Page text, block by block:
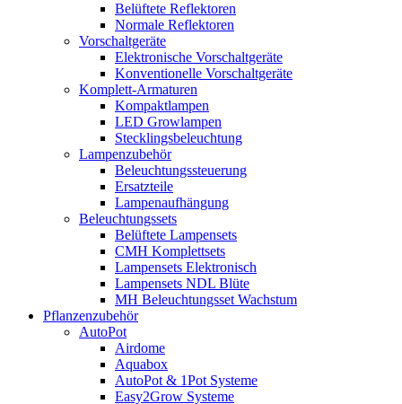
Belüftete Reflektoren
Normale Reflektoren
Vorschaltgeräte
Elektronische Vorschaltgeräte
Konventionelle Vorschaltgeräte
Komplett-Armaturen
Kompaktlampen
LED Growlampen
Stecklingsbeleuchtung
Lampenzubehör
Beleuchtungssteuerung
Ersatzteile
Lampenaufhängung
Beleuchtungssets
Belüftete Lampensets
CMH Komplettsets
Lampensets Elektronisch
Lampensets NDL Blüte
MH Beleuchtungsset Wachstum
Pflanzenzubehör
AutoPot
Airdome
Aquabox
AutoPot & 1Pot Systeme
Easy2Grow Systeme